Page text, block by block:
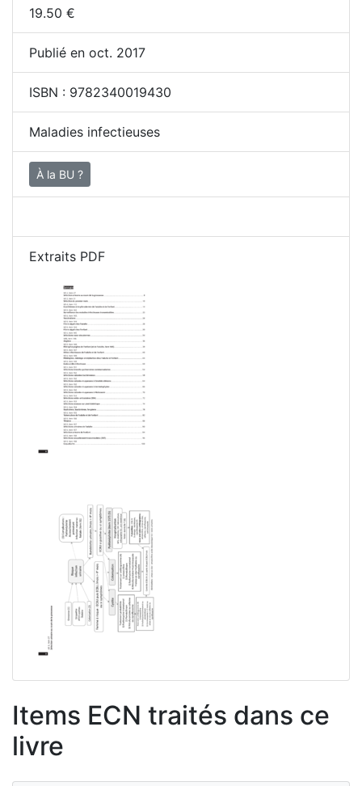
19.50 €
Publié en oct. 2017
ISBN : 9782340019430
Maladies infectieuses
À la BU ?
Extraits PDF
Items ECN traités dans ce
livre